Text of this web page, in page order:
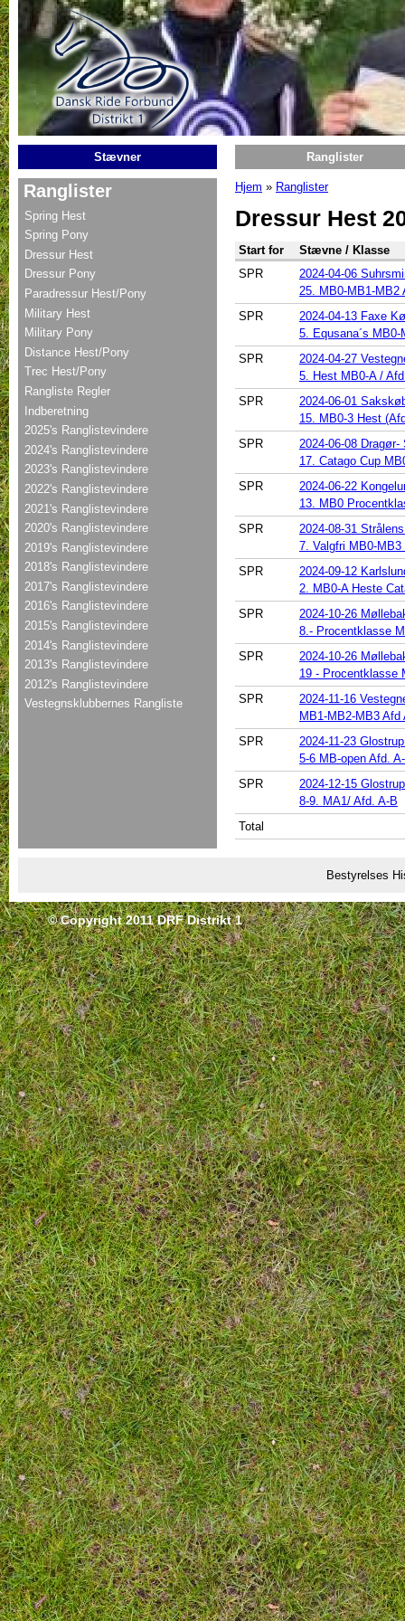
Gå til hovedindhold
Stævner Ranglister
Du er her
Hjem » Ranglister
Dressur Hest
Start for
Stævne / Klasse
SPR
2024-04-06
25. MB0-MB1-MB2
SPR
2024-04-13 Faxe
5. Equsana´s MB0-
SPR
2024-04-27
5. Hest MB0-A /
SPR
2024-06-01
15. MB0-3 Hest
SPR
2024-06-08
17. Catago Cup
SPR
2024-06-22
13. MB0
SPR
2024-08-31
7. Valgfri MB0-
SPR
2024-09-12
2. MB0-A Heste
SPR
2024-10-26
8.- Procentklasse
SPR
2024-10-26
19 - Procentklasse
SPR
2024-11-16
MB1-MB2-MB3 Afd
SPR
2024-11-23
5-6 MB-open Afd.
SPR
2024-12-15
8-9. MA1/ Afd. A-B
Total
Ranglister
Spring Hest
Spring Pony
Dressur Hest
Dressur Pony
Paradressur Hest/Pony
Military Hest
Military Pony
Distance Hest/Pony
Trec Hest/Pony
Rangliste Regler
Indberetning
2025's Ranglistevindere
2024's Ranglistevindere
2023's Ranglistevindere
2022's Ranglistevindere
2021's Ranglistevindere
2020's Ranglistevindere
2019's Ranglistevindere
2018's Ranglistevindere
2017's Ranglistevindere
2016's Ranglistevindere
2015's Ranglistevindere
2014's Ranglistevindere
2013's Ranglistevindere
2012's Ranglistevindere
Vestegnsklubbernes Rangliste
Bestyrelses
© Copyright 2011 DRF Distrikt 1